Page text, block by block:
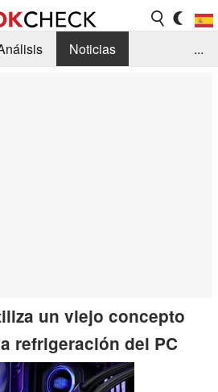
Noticias
...
un viejo concepto
refrigeración del PC